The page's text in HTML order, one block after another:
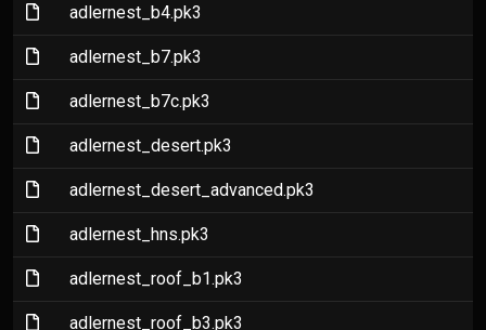
(File)adlernest_b4.pk3
(File)adlernest_b7.pk3
(File)adlernest_b7c.pk3
(File)adlernest_desert.pk3
(File)adlernest_desert_advanced.pk3
(File)adlernest_hns.pk3
(File)adlernest_roof_b1.pk3
(File)adlernest_roof_b3.pk3